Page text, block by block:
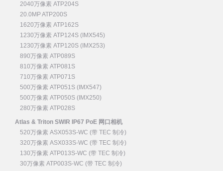
2040万像素 ATP204S
20.0MP ATP200S
1620万像素 ATP162S
1230万像素 ATP124S (IMX545)
1230万像素 ATP120S (IMX253)
890万像素 ATP089S
810万像素 ATP081S
710万像素 ATP071S
500万像素 ATP051S (IMX547)
500万像素 ATP050S (IMX250)
280万像素 ATP028S
Atlas & Triton SWIR IP67 PoE 网口相机
520万像素 ASX053S-WC (带 TEC 制冷)
320万像素 ASX033S-WC (带 TEC 制冷)
130万像素 ATP013S-WC (带 TEC 制冷)
30万像素 ATP003S-WC (带 TEC 制冷)